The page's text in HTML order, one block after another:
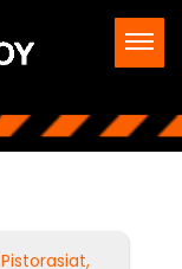
Pistorasiat,